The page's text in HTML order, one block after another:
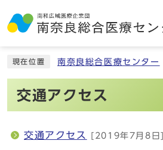
現在位置 南奈良総合医療センター
交通アクセス
交通アクセス [2019年7月8日]